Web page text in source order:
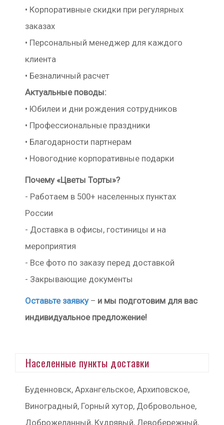
• Корпоративные скидки при регулярных
заказах
• Персональный менеджер для каждого
клиента
• Безналичный расчет
Актуальные поводы:
• Юбилеи и дни рождения сотрудников
• Профессиональные праздники
• Благодарности партнерам
• Новогодние корпоративные подарки
Почему «Цветы Торты»?
- Работаем в 500+ населенных пунктах
России
- Доставка в офисы, гостиницы и на
мероприятия
- Все фото по заказу перед доставкой
- Закрывающие документы
Оставьте заявку– и мы подготовим для вас
индивидуальное предложение!
Населенные пункты доставки
Буденновск, Архангельское, Архиповское,
Виноградный, Горный хутор, Добровольное,
Доброжеланный, Кудрявый, Левобережный,